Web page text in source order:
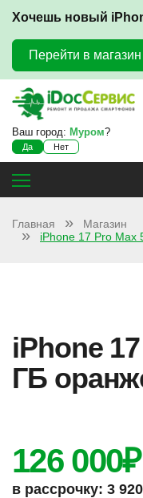
Хочешь новый
Перейти в магазин
Ваш город: Муром?
Да Нет
Главная
Магазин
iPhone 17 Pro Max
iPhone
ГБ
126 000₽
в рассрочку: 3